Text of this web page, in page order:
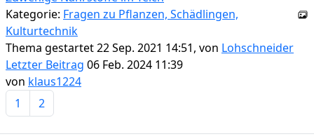
Kategorie: Fragen zu Pflanzen, Schädlingen,
Kulturtechnik
Thema gestartet 22 Sep. 2021 14:51, von Lohschneider
Letzter Beitrag 06 Feb. 2024 11:39
von klaus1224
1
2